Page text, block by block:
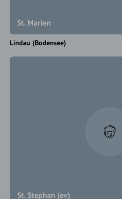
St. Marien
Lindau (Bodensee)
St. Stephan (ev)